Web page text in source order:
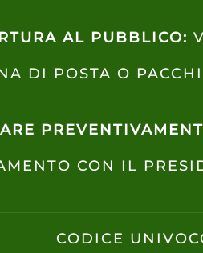
AL PUBBLICO:
DI POSTA O
CON IL
CODICE